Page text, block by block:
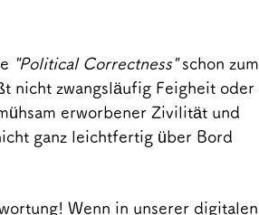
"Political Correctness" schon zum
nicht zwangsläufig Feigheit oder
erworbener Zivilität und
ganz leichtfertig über Bord
Wenn in unserer digitalen